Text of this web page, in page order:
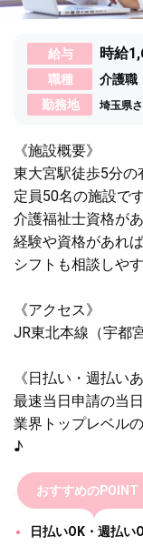
給与 時給
職種
介護職
勤務地
埼玉県
《施設概要》
東大宮駅徒歩5分
定員50名の施設です
介護福祉士資格が
経験や資格があれ
シフトも相談しや
《アクセス》
JR東北本線（宇都
《日払い・週払いあ
最速当日申請の当
業界トップレベル
♪
おすすめのPOINT
日払いOK・週払い